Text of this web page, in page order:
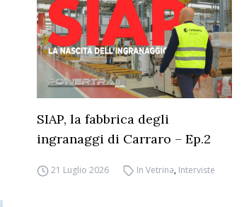
SIAP, la fabbrica degli
ingranaggi di Carraro – Ep.2
21 Luglio 2026 In Vetrina, Interviste